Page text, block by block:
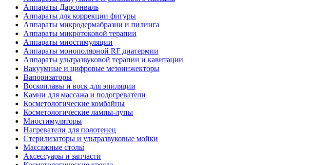
Аппараты Дарсонваль
Аппараты для коррекции фигуры
Аппараты микродермабразии и пилинга
Аппараты микротоковой терапии
Аппараты миостимуляции
Аппараты монополярной RF диатермии
Аппараты ультразвуковой терапии и кавитации
Вакуумные и цифровые мезоинжекторы
Вапоризаторы
Воскоплавы и воск для эпиляции
Камни для массажа и подогреватели
Косметологические комбайны
Косметологические лампы-лупы
Миостимуляторы
Нагреватели для полотенец
Стерилизаторы и ультразвуковые мойки
Массажные столы
Аксессуары и запчасти